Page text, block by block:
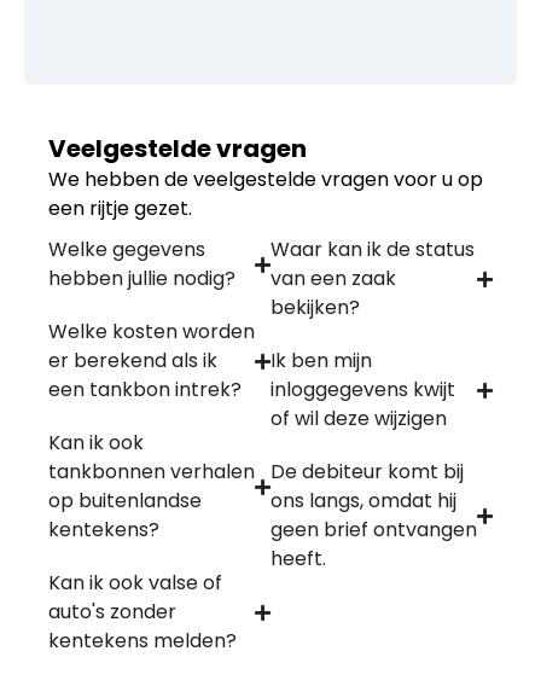
Veelgestelde vragen
We hebben de veelgestelde vragen voor u op
een rijtje gezet.
Welke gegevens
hebben jullie nodig?
Welke kosten worden
er berekend als ik
een tankbon intrek?
Kan ik ook
tankbonnen verhalen
op buitenlandse
kentekens?
Kan ik ook valse of
auto's zonder
kentekens melden?
Waar kan ik de status
van een zaak
bekijken?
Ik ben mijn
inloggegevens kwijt
of wil deze wijzigen
De debiteur komt bij
ons langs, omdat hij
geen brief ontvangen
heeft.